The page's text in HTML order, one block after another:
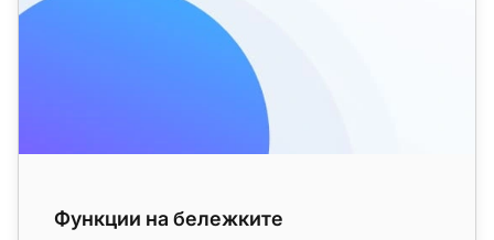
Функции на бележките